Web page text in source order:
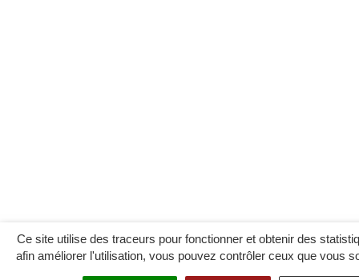
Ce site utilise des traceurs pour fonctionner et obtenir des
afin améliorer l'utilisation, vous pouvez contrôler ceux que vous